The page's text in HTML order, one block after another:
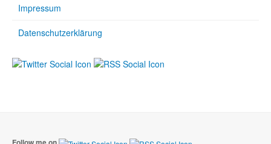
Impressum
Datenschutzerklärung